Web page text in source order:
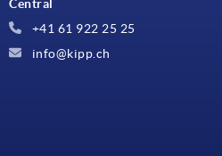
Central
+41 61 922 25 25
info@kipp.ch